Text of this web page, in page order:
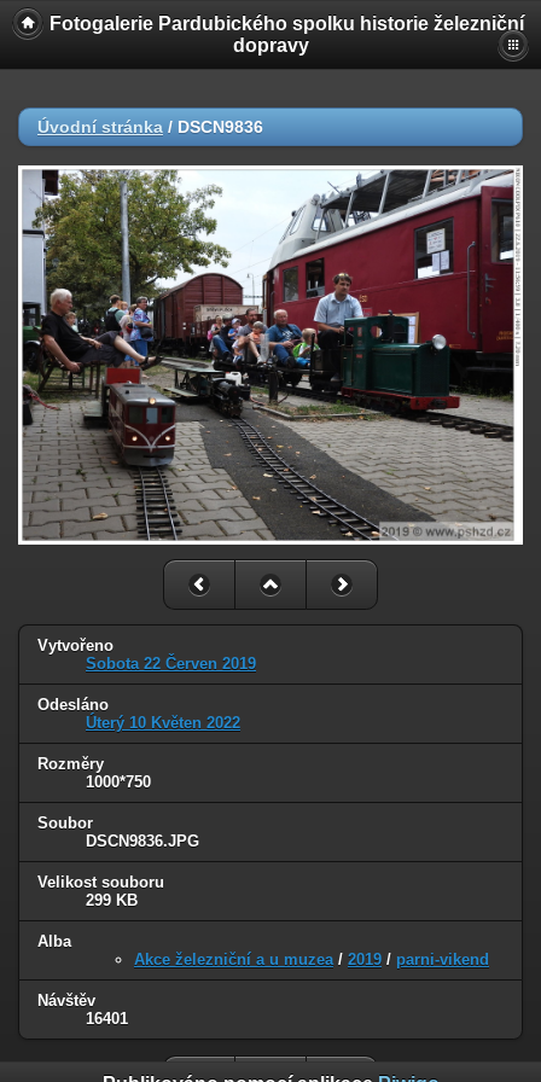
Fotogalerie Pardubického spolku historie železniční
dopravy
Úvodní stránka / DSCN9836
Vytvořeno
Sobota 22 Červen 2019
Odesláno
Úterý 10 Květen 2022
Rozměry
1000*750
Soubor
DSCN9836.JPG
Velikost souboru
299 KB
Alba
Akce železniční a u muzea / 2019 / parni-vikend
Návštěv
16401